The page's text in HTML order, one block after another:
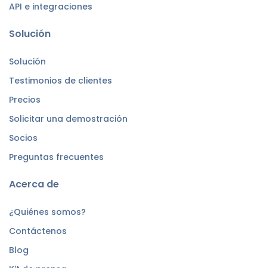
API e integraciones
Solución
Solución
Testimonios de clientes
Precios
Solicitar una demostración
Socios
Preguntas frecuentes
Acerca de
¿Quiénes somos?
Contáctenos
Blog